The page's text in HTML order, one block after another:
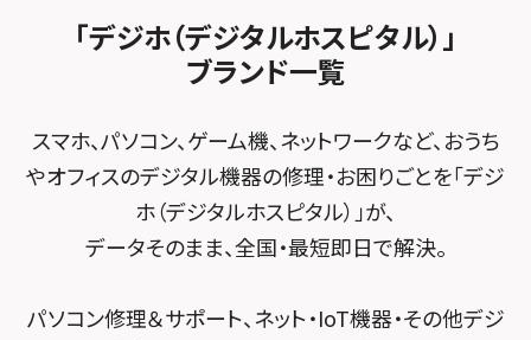
スマホスピタル テルル松戸五香
スマホスピタル テルル宮野木
スマホスピタル千葉
スマホスピタル 大森
スマホスピタル平和が丘
スマホスピタル春日井勝川
スマホスピタル住道オペラパーク
スマホスピタル東大阪ロンモール布施
スマホスピタル堺
スマホスピタル 堺出張所
スマホスピタル京都河原町
スマホスピタル宇治槙島
MacBook修理メニュー
FCNTスマートフォン修理
「デジホ（デジタルホスピタル）」
ブランド一覧
スマホ、パソコン、ゲーム機、ネットワークなど、おうち
やオフィスのデジタル機器の修理・お困りごとを「デジ
ホ（デジタルホスピタル）」が、
データそのまま、全国・最短即日で解決。
パソコン修理＆サポート、ネット・IoT機器・その他デジ